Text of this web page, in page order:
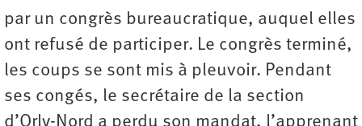
par un congrès bureaucratique, auquel elles
ont refusé de participer. Le congrès terminé,
les coups se sont mis à pleuvoir. Pendant
ses congés, le secrétaire de la section